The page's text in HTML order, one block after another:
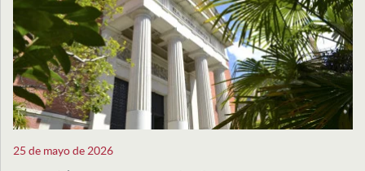
25 de mayo de 2026